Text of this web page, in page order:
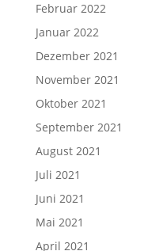
Februar 2022
Januar 2022
Dezember 2021
November 2021
Oktober 2021
September 2021
August 2021
Juli 2021
Juni 2021
Mai 2021
April 2021